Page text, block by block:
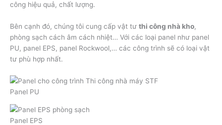
công hiệu quả, chất lượng.
Bên cạnh đó, chúng tôi cung cấp vật tư thi công nhà kho,
phòng sạch cách âm cách nhiệt… Với các loại panel như panel
PU, panel EPS, panel Rockwool,… các công trình sẽ có loại vật
tư phù hợp nhất.
Panel PU
Panel EPS